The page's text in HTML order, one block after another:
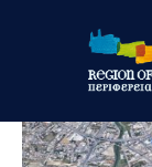
Περιφέρεια
Ενημέρωση